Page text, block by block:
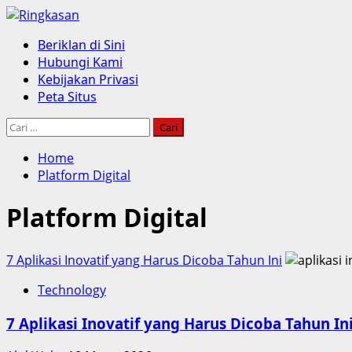
Skip
content
Primary
Menu
Beriklan di Sini
Hubungi Kami
Kebijakan Privasi
Peta Situs
Cari
Home
Platform Digital
Platform Digital
7 Aplikasi Inovatif yang Harus Dicoba Tahun Ini
Technology
7 Aplikasi Inovatif yang Harus Dicoba Tahun